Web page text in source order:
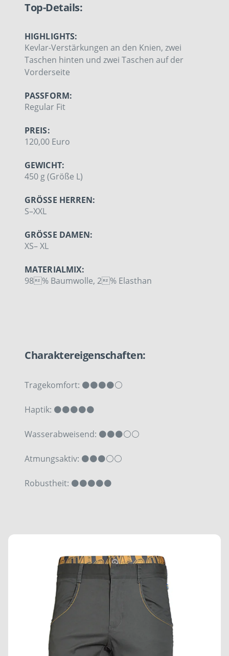
Top-Details:
HIGHLIGHTS:
Kevlar-Verstärkungen an den Knien, zwei
Taschen hinten und zwei Taschen auf der
Vorderseite
PASSFORM:
Regular Fit
PREIS:
120,00 Euro
GEWICHT:
450 g (Größe L)
GRÖSSE HERREN:
S–XXL
GRÖSSE DAMEN:
XS– XL
MATERIALMIX:
98% Baumwolle, 2% Elasthan
Charaktereigenschaften:
Tragekomfort: ⚫⚫⚫⚫⚪
Haptik: ⚫⚫⚫⚫⚫
Wasserabweisend: ⚫⚫⚫⚪⚪
Atmungsaktiv: ⚫⚫⚫⚪⚪
Robustheit: ⚫⚫⚫⚫⚫